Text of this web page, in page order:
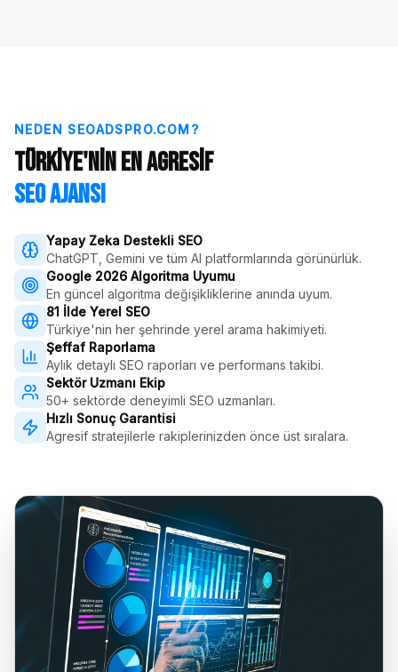
NEDEN SEOADSPRO.COM?
Türkiye'nin En Agresif
SEO Ajansı
Yapay Zeka Destekli SEO
ChatGPT, Gemini ve tüm AI platformlarında görünürlük.
Google 2026 Algoritma Uyumu
En güncel algoritma değişikliklerine anında uyum.
81 İlde Yerel SEO
Türkiye'nin her şehrinde yerel arama hakimiyeti.
Şeffaf Raporlama
Aylık detaylı SEO raporları ve performans takibi.
Sektör Uzmanı Ekip
50+ sektörde deneyimli SEO uzmanları.
Hızlı Sonuç Garantisi
Agresif stratejilerle rakiplerinizden önce üst sıralara.